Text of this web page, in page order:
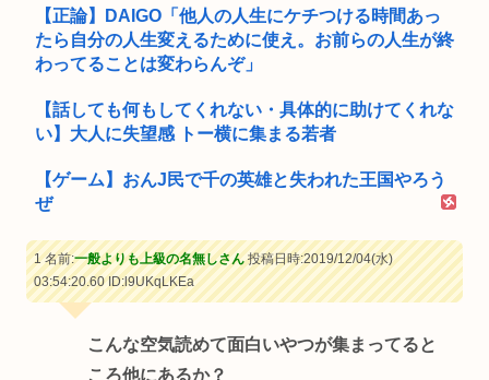
【正論】DAIGO「他人の人生にケチつける時間あっ
たら自分の人生変えるために使え。お前らの人生が終
わってることは変わらんぞ」
【話しても何もしてくれない・具体的に助けてくれな
い】大人に失望感 トー横に集まる若者
【ゲーム】おんJ民で千の英雄と失われた王国やろう
ぜ
1 名前:一般よりも上級の名無しさん投稿日時:2019/12/04(水)
03:54:20.60ID:l9UKqLKEa
こんな空気読めて面白いやつが集まってると
ころ他にあるか？